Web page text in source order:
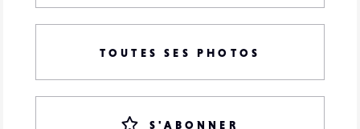
TOUTES SES PHOTOS
S'ABONNER